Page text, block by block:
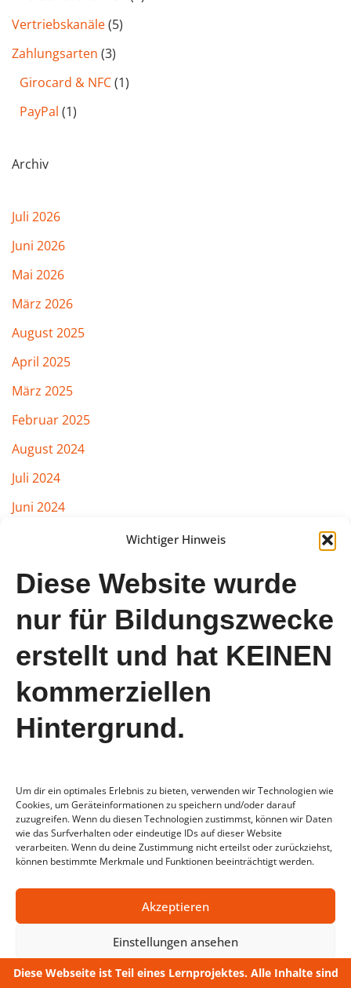
Wichtiger Hinweis
Diese Website wurde
nur für Bildungszwecke
erstellt und hat KEINEN
kommerziellen
Hintergrund.
Um dir ein optimales Erlebnis zu bieten, verwenden wir Technologien wie
Cookies, um Geräteinformationen zu speichern und/oder darauf
zuzugreifen. Wenn du diesen Technologien zustimmst, können wir Daten
wie das Surfverhalten oder eindeutige IDs auf dieser Website
verarbeiten. Wenn du deine Zustimmung nicht erteilst oder zurückziehst,
können bestimmte Merkmale und Funktionen beeinträchtigt werden.
Akzeptieren
Einstellungen ansehen
DatenschutzImpressum
Vertriebskanäle(5)
Zahlungsarten (3)
Girocard & NFC(1)
PayPal (1)
Archiv
Juli 2026
Juni 2026
Mai 2026
März 2026
August 2025
April 2025
März 2025
Februar 2025
August 2024
Juli 2024
Juni 2024
Januar 2024
August 2023
Juli 2023
Juni 2023
April 2023
Diese Webseite ist Teil eines Lernprojektes. Alle Inhalte sind